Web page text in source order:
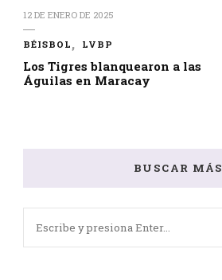
12 DE ENERO DE 2025
BÉISBOL LVBP
Los Tigres blanquearon a las
Águilas en Maracay
BUSCAR MÁS